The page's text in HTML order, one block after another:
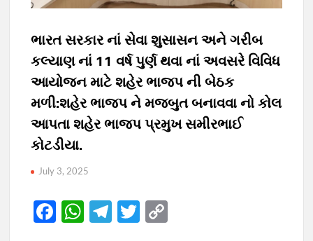
ભારત સરકાર નાં સેવા શુસાસન અને ગરીબ
કલ્યાણ નાં 11 વર્ષ પુર્ણ થવા નાં અવસરે વિવિધ
આયોજન માટે શહેર ભાજપ ની બેઠક
મળી:શહેર ભાજપ ને મજબુત બનાવવા નો કોલ
આપતા શહેર ભાજપ પ્રમુખ સમીરભાઈ
કોટડીયા.
July 3, 2025
F
W T
T